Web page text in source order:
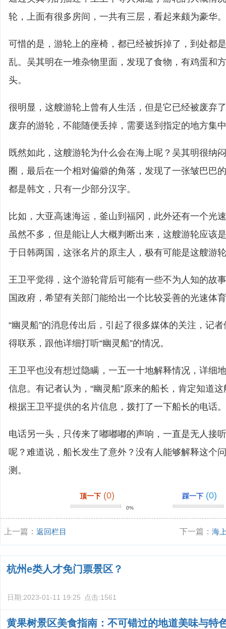
轮，上面有很多房间，一共有三层，看起来颇为豪华。
可惜的是，游轮上的座椅，都已经被拆掉了，到处都
乱。吴其明在一堆杂物里面，发现了食物，有鸡蛋和
头。
很明显，这艘游轮上曾有人生活，但是它已经被废弃
废弃的游轮，不能随便丢掉，需要送到指定的地方集
既然如此，这艘游轮为什么会在海上呢？吴其明很纳
圈，最后在一个相对偏僻的角落，发现了一张皱巴巴
都是韩文，只有一少部分汉字。
比如，大亚高速海运，釜山到福冈，此外还有一个光
虽然不多，但是能让人大概判断出来，这艘游轮应该
于日韩两国，这张名片的原主人，极有可能是这艘游
王卫平觉得，这个游轮背后可能有一些不为人知的故
国政府，希望有关部门能给出一个比较妥善的光速体
“幽灵船”的消息传出后，引起了很多媒体的关注，记
得联系，跟他详细打听“幽灵船”的情况。
王卫平也没有想过隐瞒，一五一十地解释情况，详细
信息。有记者认为，“幽灵船”原来的船长，肯定知道
根据王卫平提供的名片信息，拨打了一下船长的电话。
电话另一头，只传来了嘟嘟嘟的声响，一直是无人接
呢？难道说，船长发生了意外？没有人能够解释这个
测。
顶一下 (0)
0%
踩一下 (0)
上一篇： 返回栏目 下一篇：海
杭州e类人才免门票景区？
日期:2023-01-11 19:25 点击:1561
黄果树景区美食指南：不可错过的地道美味与特